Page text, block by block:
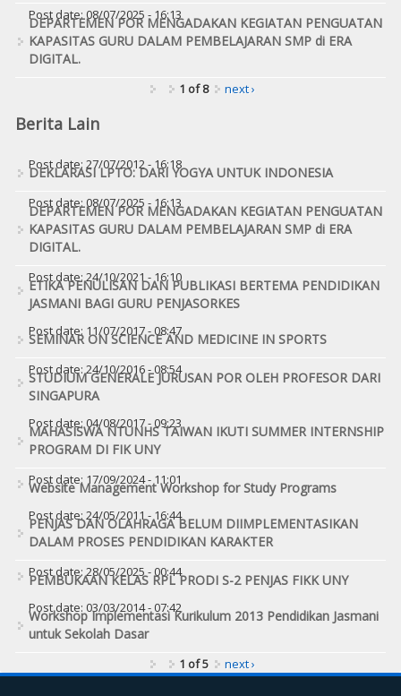
Post date:08/07/2025 - 16:13
DEPARTEMEN POR MENGADAKAN KEGIATAN PENGUATAN
KAPASITAS GURU DALAM PEMBELAJARAN SMP di ERA
DIGITAL.
1 of 8 next ›
Berita Lain
Post date: 27/07/2012 - 16:18
DEKLARASI LPTO: DARI YOGYA UNTUK INDONESIA
Post date:08/07/2025 - 16:13
DEPARTEMEN POR MENGADAKAN KEGIATAN PENGUATAN
KAPASITAS GURU DALAM PEMBELAJARAN SMP di ERA
DIGITAL.
Post date:24/10/2021 - 16:10
ETIKA PENULISAN DAN PUBLIKASI BERTEMA PENDIDIKAN
JASMANI BAGI GURU PENJASORKES
Post date: 11/07/2017 - 08:47
SEMINAR ON SCIENCE AND MEDICINE IN SPORTS
Post date:24/10/2016 - 08:54
STUDIUM GENERALE JURUSAN POR OLEH PROFESOR DARI
SINGAPURA
Post date:04/08/2017 - 09:23
MAHASISWA NTUNHS TAIWAN IKUTI SUMMER INTERNSHIP
PROGRAM DI FIK UNY
Post date: 17/09/2024 - 11:01
Website Management Workshop for Study Programs
Post date: 24/05/2011 - 16:44
PENJAS DAN OLAHRAGA BELUM DIIMPLEMENTASIKAN
DALAM PROSES PENDIDIKAN KARAKTER
Post date:28/05/2025 - 00:44
PEMBUKAAN KELAS RPL PRODI S-2 PENJAS FIKK UNY
Post date: 03/03/2014 - 07:42
Workshop Implementasi Kurikulum 2013 Pendidikan Jasmani
untuk Sekolah Dasar
1 of 5 next ›